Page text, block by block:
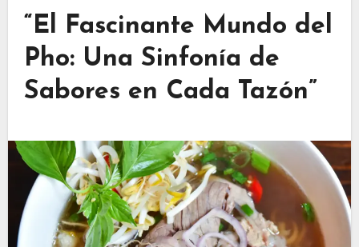
“El Fascinante Mundo del
Pho: Una Sinfonía de
Sabores en Cada Tazón”